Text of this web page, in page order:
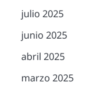
julio 2025
junio 2025
abril 2025
marzo 2025